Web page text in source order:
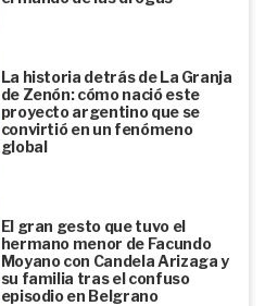
La historia detrás de La Granja
de Zenón: cómo nació este
proyecto argentino que se
convirtió en un fenómeno
global
El gran gesto que tuvo el
hermano menor de Facundo
Moyano con Candela Arizaga y
su familia tras el confuso
episodio en Belgrano